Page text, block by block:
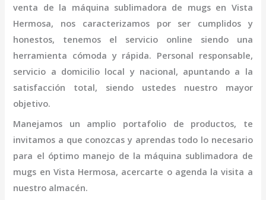
venta de la máquina sublimadora de mugsen Vista
Hermosa, nos caracterizamos por ser cumplidos y
honestos, tenemos el servicio online siendo una
herramienta cómoda y rápida. Personal responsable,
servicio a domicilio local y nacional, apuntando a la
satisfacción total, siendo ustedes nuestro mayor
objetivo.
Manejamos un amplio portafolio de productos, te
invitamos a que conozcas y aprendas todo lo necesario
para el óptimo manejo de la máquina sublimadora de
mugs en Vista Hermosa, acercarte o agenda la visita a
nuestro almacén.